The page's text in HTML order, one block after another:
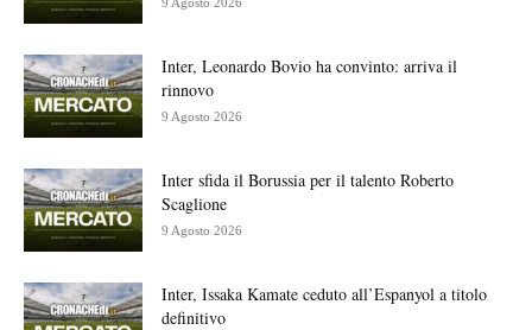
Inter, Leonardo Bovio ha convinto: arriva il
rinnovo
9 Agosto 2026
Inter sfida il Borussia per il talento Roberto
Scaglione
9 Agosto 2026
Inter, Issaka Kamate ceduto all’Espanyol a titolo
definitivo